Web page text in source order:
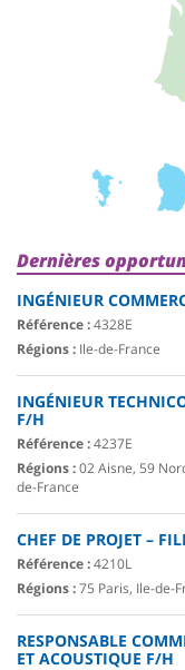
Dernières
INGÉNIEUR
Référence :4328E
Régions : Ile-de-France
INGÉNIEUR
F/H
Référence :4237E
Régions :02 Aisne, 59
de-France
CHEF DE PROJET –
Référence :4210L
Régions :75 Paris, Ile-de-
RESPONSABLE
ET ACOUSTIQUE F/H